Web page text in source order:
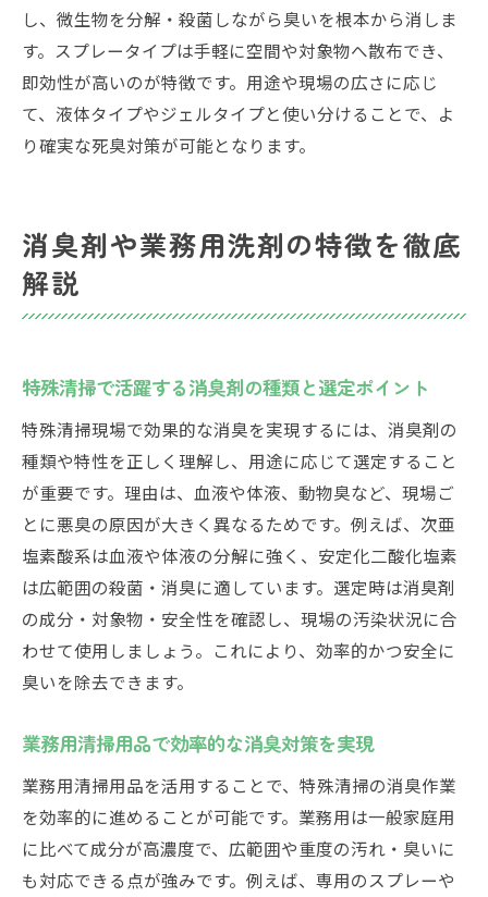
し、微生物を分解・殺菌しながら臭いを根本から消しま
す。スプレータイプは手軽に空間や対象物へ散布でき、
即効性が高いのが特徴です。用途や現場の広さに応じ
て、液体タイプやジェルタイプと使い分けることで、よ
り確実な死臭対策が可能となります。
消臭剤や業務用洗剤の特徴を徹底
解説
特殊清掃で活躍する消臭剤の種類と選定ポイント
特殊清掃現場で効果的な消臭を実現するには、消臭剤の
種類や特性を正しく理解し、用途に応じて選定すること
が重要です。理由は、血液や体液、動物臭など、現場ご
とに悪臭の原因が大きく異なるためです。例えば、次亜
塩素酸系は血液や体液の分解に強く、安定化二酸化塩素
は広範囲の殺菌・消臭に適しています。選定時は消臭剤
の成分・対象物・安全性を確認し、現場の汚染状況に合
わせて使用しましょう。これにより、効率的かつ安全に
臭いを除去できます。
業務用清掃用品で効率的な消臭対策を実現
業務用清掃用品を活用することで、特殊清掃の消臭作業
を効率的に進めることが可能です。業務用は一般家庭用
に比べて成分が高濃度で、広範囲や重度の汚れ・臭いに
も対応できる点が強みです。例えば、専用のスプレーや